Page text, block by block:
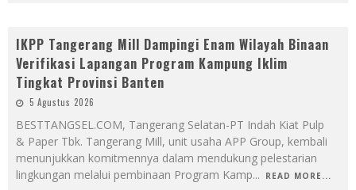
IKPP Tangerang Mill Dampingi Enam Wilayah Binaan
Verifikasi Lapangan Program Kampung Iklim
Tingkat Provinsi Banten
5 Agustus 2026
BESTTANGSEL.COM, Tangerang Selatan-PT Indah Kiat Pulp
& Paper Tbk. Tangerang Mill, unit usaha APP Group, kembali
menunjukkan komitmennya dalam mendukung pelestarian
lingkungan melalui pembinaan Program Kamp... READ MORE...